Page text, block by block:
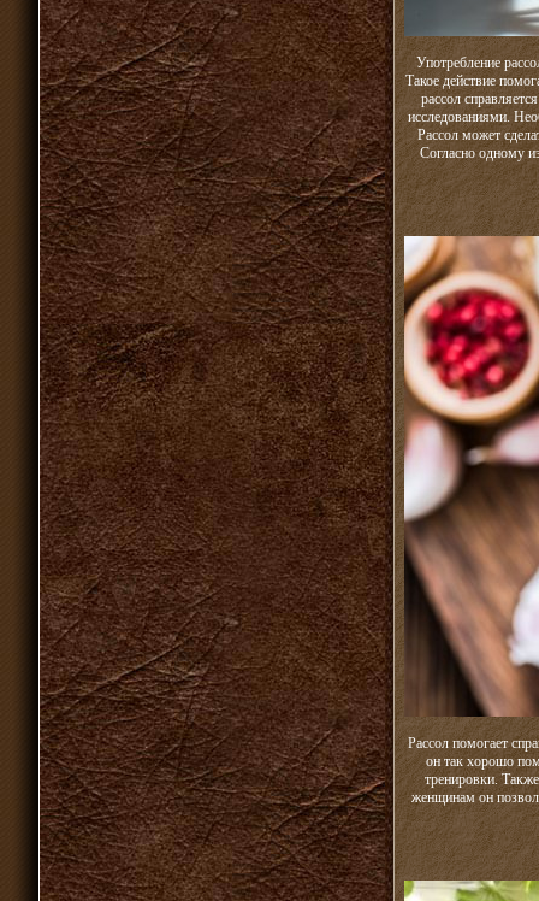
Употребление
Такое действие
рассол
исследованиями.
Рассол может
Согласно одному
Рассол помогает
он так хорошо
тренировки.
женщинам он